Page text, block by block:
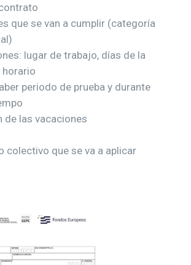
que se van a cumplir (categoría
lugar de trabajo, días de la
horario
periodo de prueba y durante
de las vacaciones
colectivo que se va a aplicar